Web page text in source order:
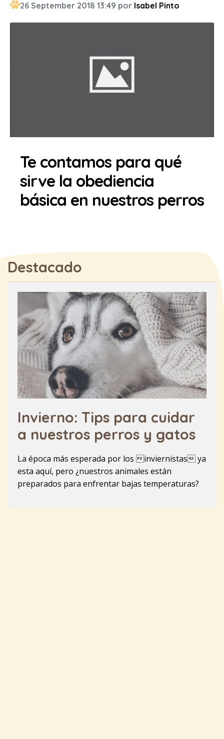
26 September 2018 13:49 por Isabel Pinto
Te contamos para qué
sirve la obediencia
básica en nuestros perros
Destacado
Invierno: Tips para cuidar
a nuestros perros y gatos
La época más esperada por los inviernistas ya
esta aquí, pero ¿nuestros animales están
preparados para enfrentar bajas temperaturas?